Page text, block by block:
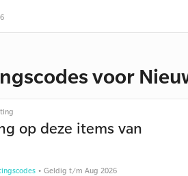
voor
op deze items van
• Geldig t/m Aug 2026